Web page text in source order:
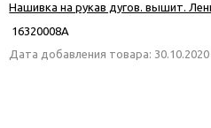
Нашивка на рукав дугов. вышит.
16320008А
Дата добавления товара: 30.10.2020